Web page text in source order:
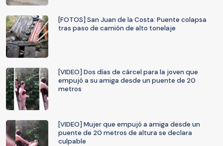
[FOTOS] San Juan de la Costa: Puente colapsa
tras paso de camión de alto tonelaje
[VIDEO] Dos días de cárcel para la joven que
empujó a su amiga desde un puente de 20
metros
[VIDEO] Mujer que empujó a amiga desde un
puente de 20 metros de altura se declara
culpable